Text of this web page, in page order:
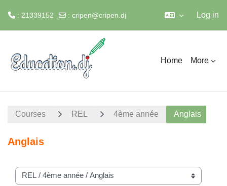
: 21339152 : cripen@cripen.dj Log in
Home More
Courses REL 4ème année Anglais
Anglais
Course categories